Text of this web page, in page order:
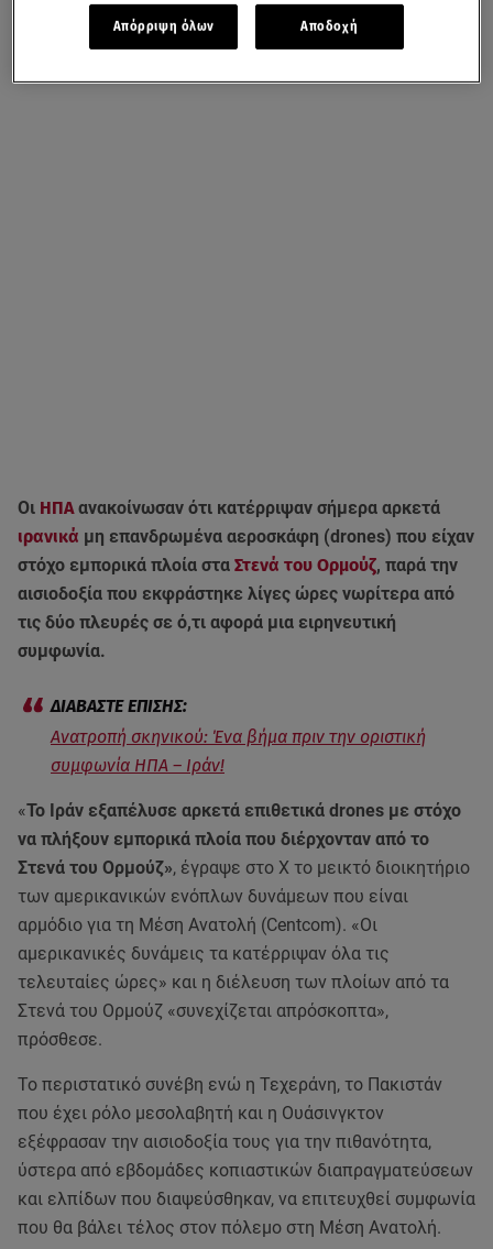
Οι ΗΠΑανακοίνωσαν ότι κατέρριψαν σήμερα αρκετά
ιρανικά μη επανδρωμένα αεροσκάφη (drones) που είχαν
στόχο εμπορικά πλοία στα Στενά του Ορμούζ, παρά την
αισιοδοξία που εκφράστηκε λίγες ώρες νωρίτερα από
τις δύο πλευρές σε ό,τι αφορά μια ειρηνευτική
συμφωνία.
Ανατροπή σκηνικού: Ένα βήμα πριν την οριστική
συμφωνία ΗΠΑ – Ιράν!
«Το Ιράν εξαπέλυσε αρκετά επιθετικά drones με στόχο
να πλήξουν εμπορικά πλοία που διέρχονταν από το
Στενά του Ορμούζ», έγραψε στο Χ το μεικτό διοικητήριο
των αμερικανικών ενόπλων δυνάμεων που είναι
αρμόδιο για τη Μέση Ανατολή (Centcom). «Οι
αμερικανικές δυνάμεις τα κατέρριψαν όλα τις
τελευταίες ώρες» και η διέλευση των πλοίων από τα
Στενά του Ορμούζ «συνεχίζεται απρόσκοπτα»,
πρόσθεσε.
Το περιστατικό συνέβη ενώ η Τεχεράνη, το Πακιστάν
που έχει ρόλο μεσολαβητή και η Ουάσινγκτον
εξέφρασαν την αισιοδοξία τους για την πιθανότητα,
ύστερα από εβδομάδες κοπιαστικών διαπραγματεύσεων
και ελπίδων που διαψεύσθηκαν, να επιτευχθεί συμφωνία
που θα βάλει τέλος στον πόλεμο στη Μέση Ανατολή.
Απόρριψη όλων Αποδοχή